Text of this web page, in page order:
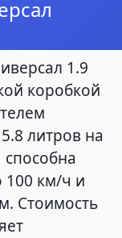
1.9
коробкой
литров на
100 км/ч и
Стоимость